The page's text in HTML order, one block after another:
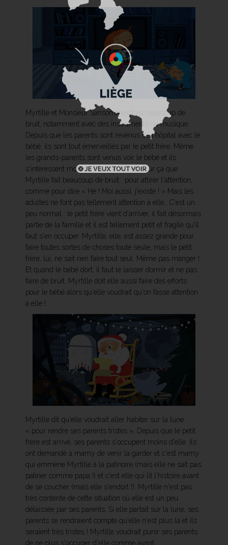
Myrtille et Monsieur Sansommeil font beaucoup de
bruit, notamment avec des instruments de musique.
Depuis que les parents sont revenus de l'hôpital avec le
bébé, ils sont tout émerveillés par le petit frère. Même
les grands-parents sont venus voir le bébé et ils
s'intéressent moins à Myrtille ! C'est pour ça que
Myrtille fait beaucoup de bruit : pour attirer l'attention,
comme pour dire « Hé ! Moi aussi, j'existe ! » Mais les
adultes ne font pas tellement attention à elle… C'est un
peu normal : le petit frère vient d'arriver, il fait désormais
partie de la famille et il est tellement petit et fragile qu'il
faut s'en occuper. Myrtille, elle, est assez grande pour
faire toutes sortes de choses toute seule, mais le petit
frère, lui, ne sait rien faire tout seul. Même pas manger !
Et quand le bébé dort, il faut le laisser dormir et ne pas
faire de bruit. Myrtille doit elle aussi faire des efforts
pour le bébé alors qu'elle voudrait qu'on fasse attention
à elle !
Myrtille dit qu'elle voudrait aller habiter sur la lune
« pour rendre ses parents tristes ». Depuis que le petit
frère est arrivé, ses parents s'occupent moins d'elle. Ils
ont demandé à mamy de venir la garder et c'est mamy
qui emmène Myrtille à la patinoire (mais elle ne sait pas
patiner comme papa !) et c'est elle qui lit l'histoire avant
de se coucher (mais elle s'endort !). Myrtille n'est pas
très contente de cette situation où elle est un peu
délaissée par ses parents. Si elle partait sur la lune, ses
parents se rendraient compte qu'elle n'est plus là et ils
seraient très tristes ! Myrtille voudrait punir ses parents
de ne plus s'occuper d'elle comme avant.